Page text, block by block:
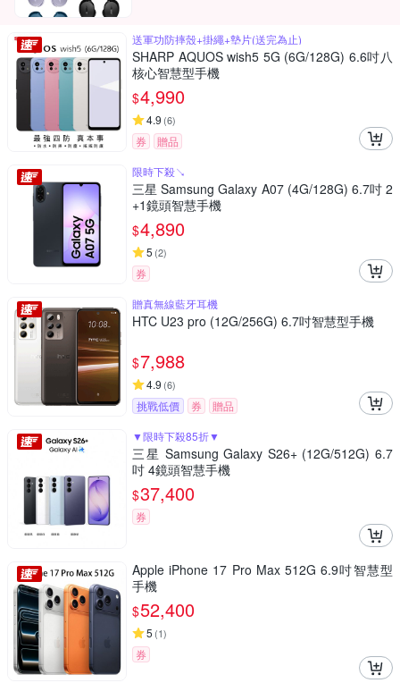
送軍功防摔殼+掛繩+墊片(送完為止)
SHARP AQUOS wish5 5G (6G/128G) 6.6吋八
核心智慧型手機
$4,990
4.9 (6)
券
贈品
限時下殺↘
三星 Samsung Galaxy A07 (4G/128G) 6.7吋 2
+1鏡頭智慧手機
$4,890
5 (2)
券
贈真無線藍牙耳機
HTC U23 pro (12G/256G) 6.7吋智慧型手機
$7,988
4.9 (6)
挑戰低價 券
贈品
▼限時下殺85折▼
三星 Samsung Galaxy S26+ (12G/512G) 6.7
吋 4鏡頭智慧手機
$37,400
券
Apple iPhone 17 Pro Max 512G 6.9吋智慧型
手機
$52,400
5 (1)
券